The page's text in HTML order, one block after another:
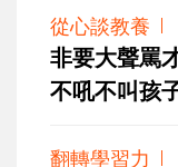
從心談教養
非要大聲罵
不吼不叫孩
翻轉學習力